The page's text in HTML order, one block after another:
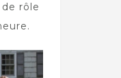
rôle